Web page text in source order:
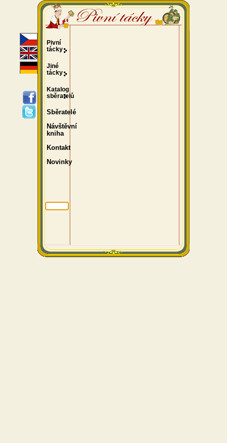
Pivní
tácky
Jiné
tácky
Katalog
sběratelů
Sběratelé
Návštěvní
kniha
Kontakt
Novinky